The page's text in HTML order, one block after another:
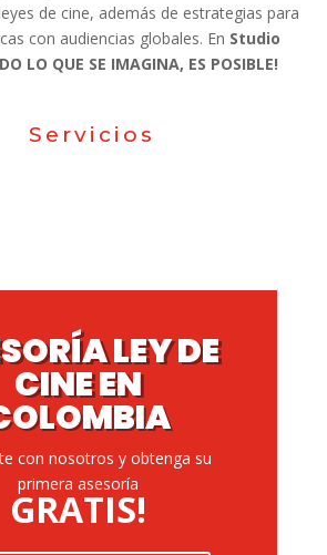
de cine, además de estrategias para
con audiencias globales. En Studio
LO QUE SE IMAGINA, ES POSIBLE!
Servicios
LEY DE
CINE EN
con nosotros y obtenga su
primera asesoría
GRATIS!